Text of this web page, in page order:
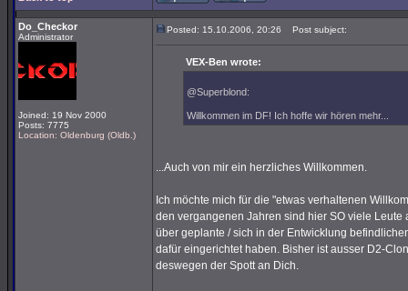
Do_Checkor
Administrator
Joined: 19 Nov 2000
Posts: 7775
Location: Oldenburg (Oldb.)
Posted: 15.10.2006, 20:26 Post subject:
VEX-Ben wrote:
@Superblond:
Willkommen im DF! Ich hoffe wir hören mehr...
...Auch von mir ein herzliches Willkommen.
Ich möchte mich für die "etwas verhaltenen
den vergangenen Jahren sind hier SO viele
über geplante / sich in der Entwicklung
dafür eingerichtet haben. Bisher ist ausser D2-
deswegen der Spott an Dich.